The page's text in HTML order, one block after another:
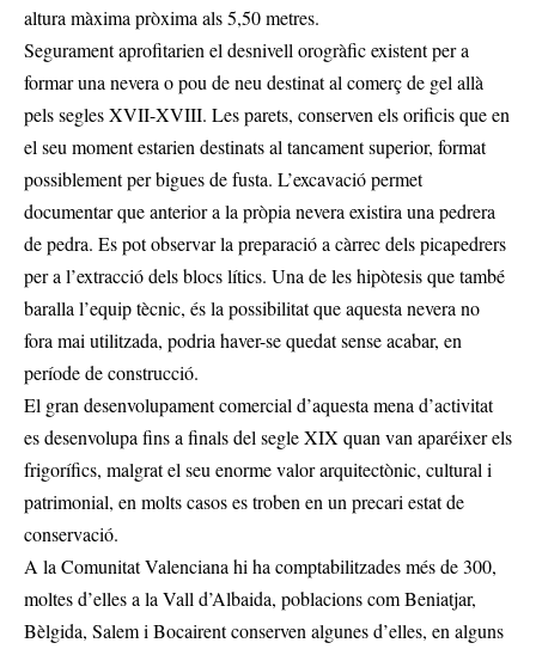
altura màxima pròxima als 5,50 metres.
Segurament aprofitarien el desnivell orogràfic existent per a
formar una nevera o pou de neu destinat al comerç de gel allà
pels segles XVII-XVIII. Les parets, conserven els orificis que en
el seu moment estarien destinats al tancament superior, format
possiblement per bigues de fusta. L’excavació permet
documentar que anterior a la pròpia nevera existira una pedrera
de pedra. Es pot observar la preparació a càrrec dels picapedrers
per a l’extracció dels blocs lítics. Una de les hipòtesis que també
baralla l’equip tècnic, és la possibilitat que aquesta nevera no
fora mai utilitzada, podria haver-se quedat sense acabar, en
període de construcció.
El gran desenvolupament comercial d’aquesta mena d’activitat
es desenvolupa fins a finals del segle XIX quan van aparéixer els
frigorífics, malgrat el seu enorme valor arquitectònic, cultural i
patrimonial, en molts casos es troben en un precari estat de
conservació.
A la Comunitat Valenciana hi ha comptabilitzades més de 300,
moltes d’elles a la Vall d’Albaida, poblacions com Beniatjar,
Bèlgida, Salem i Bocairent conserven algunes d’elles, en alguns